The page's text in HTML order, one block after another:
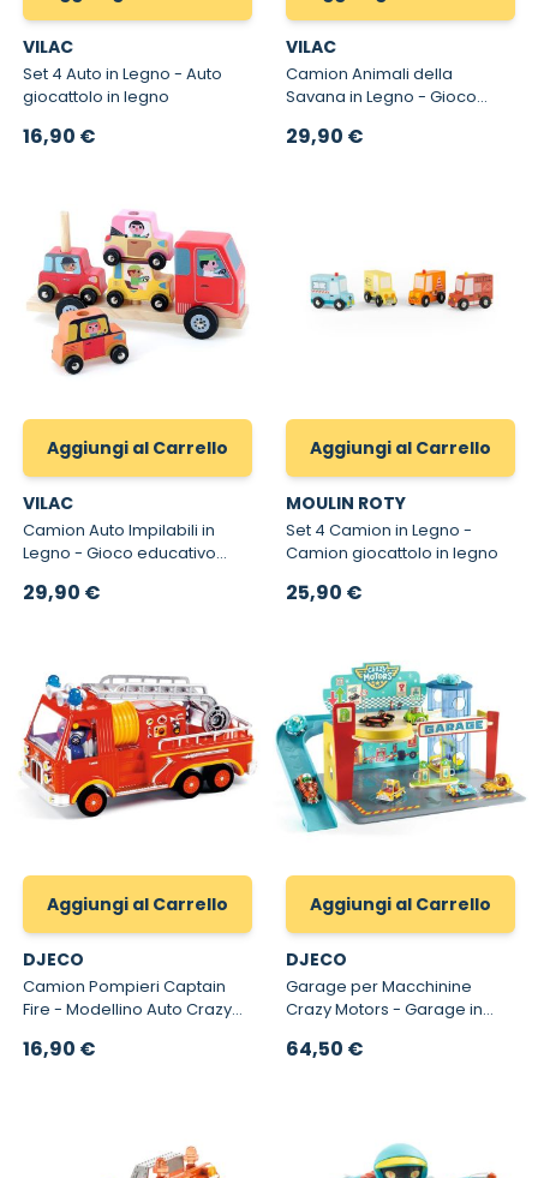
VILAC
Set 4 Auto in Legno - Auto
giocattolo in legno
16,90 €
VILAC
Camion Animali della
Savana in Legno - Gioco
bambini Empil'auto Animo
29,90 €
Aggiungi al Carrello
VILAC
Camion Auto Impilabili in
Legno - Gioco educativo
Empil'auto City
29,90 €
Aggiungi al Carrello
MOULIN ROTY
Set 4 Camion in Legno -
Camion giocattolo in legno
25,90 €
Aggiungi al Carrello
DJECO
Camion Pompieri Captain
Fire - Modellino Auto Crazy
16,90 €
Aggiungi al Carrello
DJECO
Garage per Macchinine
Crazy Motors - Garage in
64,50 €